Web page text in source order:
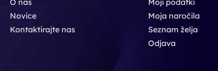
Novice
Kontaktirajte nas
Moja naročila
Seznam želja
Odjava